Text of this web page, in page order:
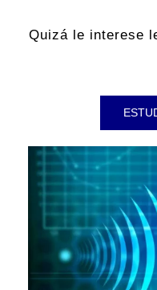
Quizá le interese